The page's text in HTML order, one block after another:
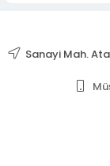
Sanayi Mah.